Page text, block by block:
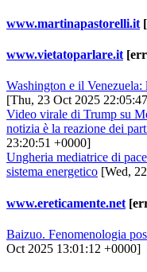
www.martinapastorelli.it
www.vietatoparlare.it
Washington e il
[Thu, 23 Oct 2025
Video virale di Trump su
notizia è la reazione dei
23:20:51 +0000]
Ungheria mediatrice di
sistema energetico [Wed,
www.ereticamente.net
Baizuo. Fenomenologia
Oct 2025 13:01:12 +0000]